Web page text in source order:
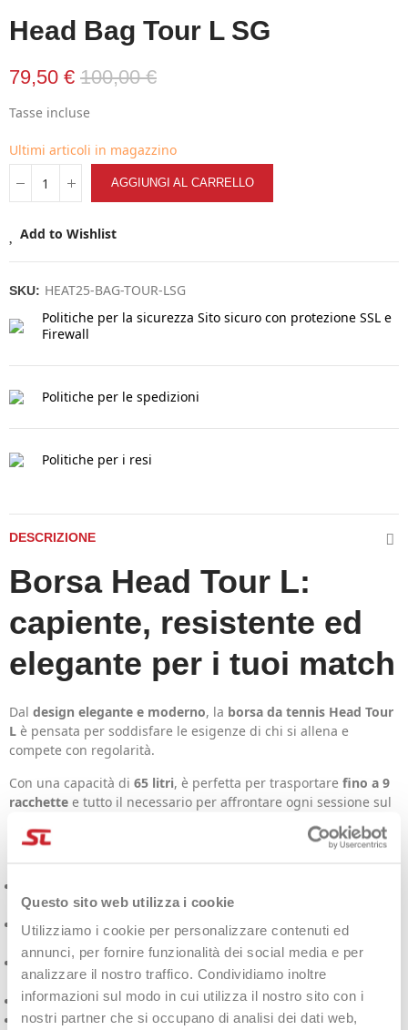
Questo sito web utilizza i cookie
Utilizziamo i cookie per personalizzare contenuti ed
annunci, per fornire funzionalità dei social media e per
analizzare il nostro traffico. Condividiamo inoltre
informazioni sul modo in cui utilizza il nostro sito con i
nostri partner che si occupano di analisi dei dati web,
Head Bag Tour L SG
79,50 € 100,00 €
Tasse incluse
Ultimi articoli in magazzino
AGGIUNGI AL CARRELLO
Add to Wishlist
SKU: HEAT25-BAG-TOUR-LSG
Politiche per la sicurezza Sito sicuro con protezione SSL e
Firewall
Politiche per le spedizioni
Politiche per i resi
DESCRIZIONE
Borsa Head Tour L:
capiente, resistente ed
elegante per i tuoi match
Dal design elegante e moderno, la borsa da tennis Head Tour
L è pensata per soddisfare le esigenze di chi si allena e
compete con regolarità.
Con una capacità di 65 litri, è perfetta per trasportare fino a 9
racchette e tutto il necessario per affrontare ogni sessione sul
taschino interno con zipper piccoli accessori
Scomparto termicoper proteggere i telai dalle variazioni di
temperatura
Tasca esterna con zipper un rapido accesso a oggetti
personali
Scomparto laterale ventilato per scarpe o indumenti umidi
Spallacci imbottiti con cinghie regolabili per un trasporto